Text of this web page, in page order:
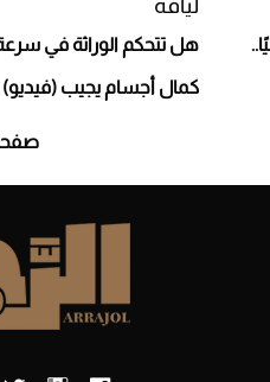
لياقة
هل تتحكم الوراثة في سرعة
كمال أجسام يجيب (فيديو)